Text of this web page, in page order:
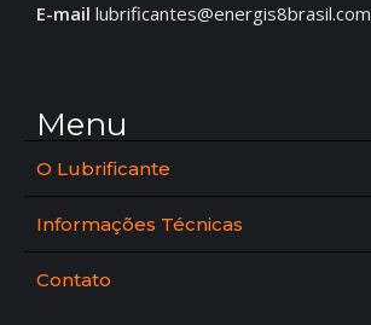
E-mail lubrificantes@energis8brasil.com
Menu
O Lubrificante
Informações Técnicas
Contato